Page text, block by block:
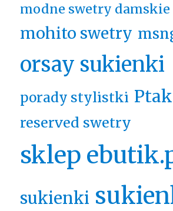
modne swetry damskie
mohito swetry
orsay sukienki
porady stylistki
reserved swetry
sklep
sukienki